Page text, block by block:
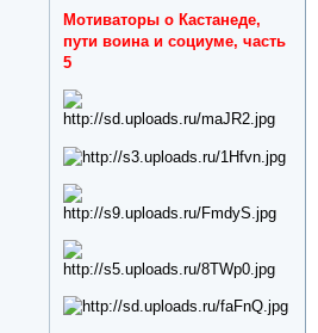
Мотиваторы о Кастанеде,
пути воина и социуме, часть
5